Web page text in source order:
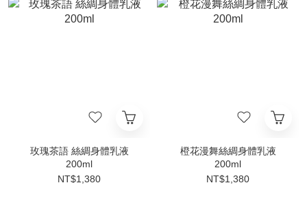
玫瑰茶語 絲綢身體乳液
200ml
NT$1,380
橙花漫舞絲綢身體乳液
200ml
NT$1,380